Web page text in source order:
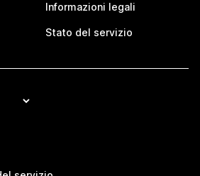
Informazioni legali
Stato del servizio